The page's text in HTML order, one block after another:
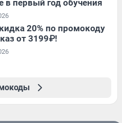
в первый год обучения
20% по промокоду
от 3199₽!